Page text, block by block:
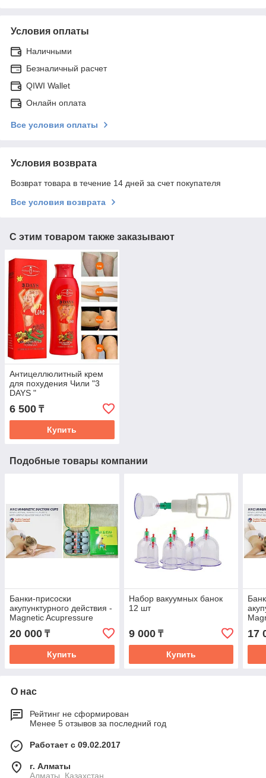
Условия оплаты
Наличными
Безналичный расчет
QIWI Wallet
Онлайн оплата
Все условия оплаты
Условия возврата
Возврат товара в течение 14 дней за счет покупателя
Все условия возврата
С этим товаром также заказывают
Антицеллюлитный крем
для похудения Чили "3
DAYS "
6 500 ₸
Купить
Подобные товары компании
Банки-присоски
акупунктурного действия -
Magnetic Acupressure
20 000 ₸
Купить
Набор вакуумных банок
12 шт
9 000₸
Купить
17
О нас
Рейтинг не сформирован
Менее 5 отзывов за последний год
Работает с 09.02.2017
г. Алматы
Алматы, Казахстан